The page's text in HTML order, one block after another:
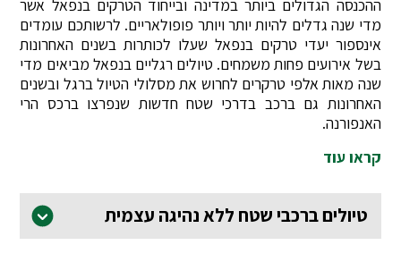
ההכנסה הגדולים ביותר במדינה ובייחוד הטרקים בנפאל אשר
מדי שנה גדלים להיות יותר ויותר פופולאריים. לרשותכם עומדים
אינספור יעדי טרקים בנפאל שעלו לכותרות בשנים האחרונות
בשל אירועים פחות משמחים. טיולים רגליים בנפאל מביאים מדי
שנה מאות אלפי טרקרים לחרוש את מסלולי הטיול ברגל ובשנים
האחרונות גם ברכב בדרכי שטח חדשות שנפרצו ברכס הרי
האנפורנה.
קראו עוד
טיולים ברכבי שטח ללא נהיגה עצמית